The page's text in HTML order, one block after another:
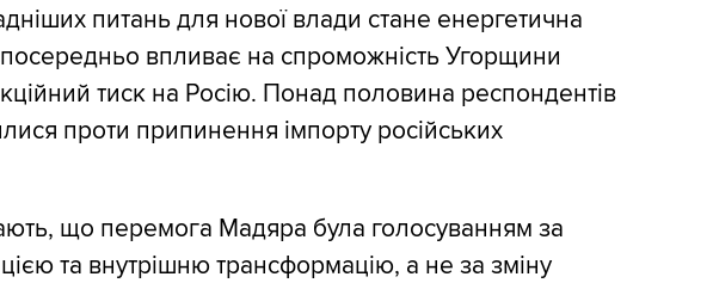
питань для нової влади стане енергетична
впливає на спроможність Угорщини
тиск на Росію. Понад половина респондентів
проти припинення імпорту російських
що перемога Мадяра була голосуванням за
та внутрішню трансформацію, а не за зміну